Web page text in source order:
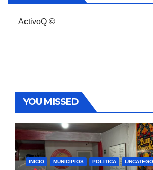
ActivoQ ©
YOU MISSED
INICIO MUNICIPIOS POLITICA